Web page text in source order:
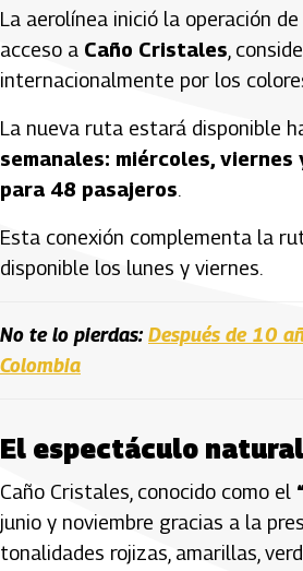
La aerolínea inició la operación
acceso a Caño Cristales ,
internacionalmente por los
La nueva ruta estará disponible
semanales: miércoles, viernes
para 48 pasajeros.
Esta conexión complementa la
disponible los lunes y viernes.
No te lo pierdas: Después de 10
Colombia
El espectáculo
Caño Cristales, conocido como el
junio y noviembre gracias a la
tonalidades rojizas, amarillas,